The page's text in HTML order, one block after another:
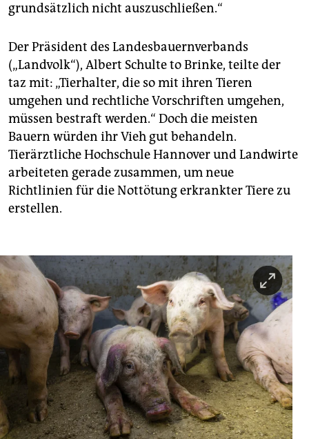
grundsätzlich nicht auszuschließen.“
Der Präsident des Landesbauernverbands
(„Landvolk“), Albert Schulte to Brinke, teilte der
taz mit: „Tierhalter, die so mit ihren Tieren
umgehen und rechtliche Vorschriften umgehen,
müssen bestraft werden.“ Doch die meisten
Bauern würden ihr Vieh gut behandeln.
Tierärztliche Hochschule Hannover und Landwirte
arbeiteten gerade zusammen, um neue
Richtlinien für die Nottötung erkrankter Tiere zu
erstellen.